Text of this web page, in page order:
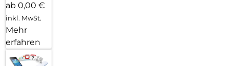
ab 0,00 €
inkl. MwSt.
Mehr
erfahren